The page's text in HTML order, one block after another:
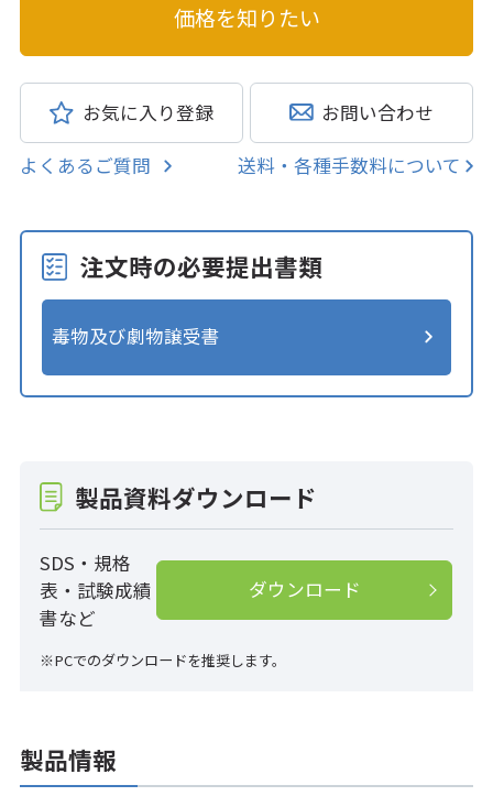
お気に入り登録 お問い合わせ
よくあるご質問 送料・各種手数料について
注文時の必要提出書類
毒物及び劇物譲受書
製品資料ダウンロード
SDS・規格
表・試験成績
書など
ダウンロード
※PCでのダウンロードを推奨します。
製品情報